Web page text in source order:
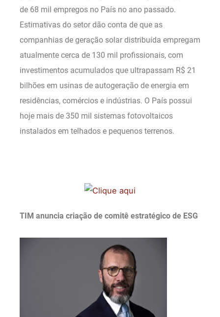
de 68 mil empregos no País no ano passado.
Estimativas do setor dão conta de que as
companhias de geração solar distribuída empregam
atualmente cerca de 130 mil profissionais, com
investimentos acumulados que ultrapassam R$ 21
bilhões em usinas de autogeração de energia em
residências, comércios e indústrias. O País possui
hoje mais de 350 mil sistemas fotovoltaicos
instalados em telhados e pequenos terrenos.
TIM anuncia criação de comitê estratégico de ESG